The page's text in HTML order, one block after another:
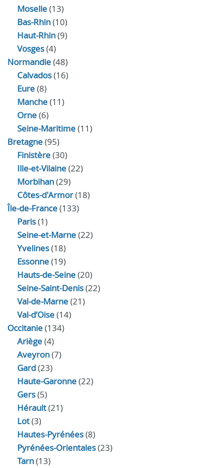
Moselle(13)
Bas-Rhin(10)
Haut-Rhin(9)
Vosges(4)
Normandie(48)
Calvados(16)
Eure(8)
Manche(11)
Orne(6)
Seine-Maritime(11)
Bretagne(95)
Finistère(30)
Ille-et-Vilaine(22)
Morbihan(29)
Côtes-d'Armor(18)
Île-de-France(133)
Paris(1)
Seine-et-Marne(22)
Yvelines(18)
Essonne(19)
Hauts-de-Seine(20)
Seine-Saint-Denis(22)
Val-de-Marne(21)
Val-d’Oise(14)
Occitanie(134)
Ariège(4)
Aveyron(7)
Gard(23)
Haute-Garonne(22)
Gers(5)
Hérault(21)
Lot(3)
Hautes-Pyrénées(8)
Pyrénées-Orientales(23)
Tarn(13)